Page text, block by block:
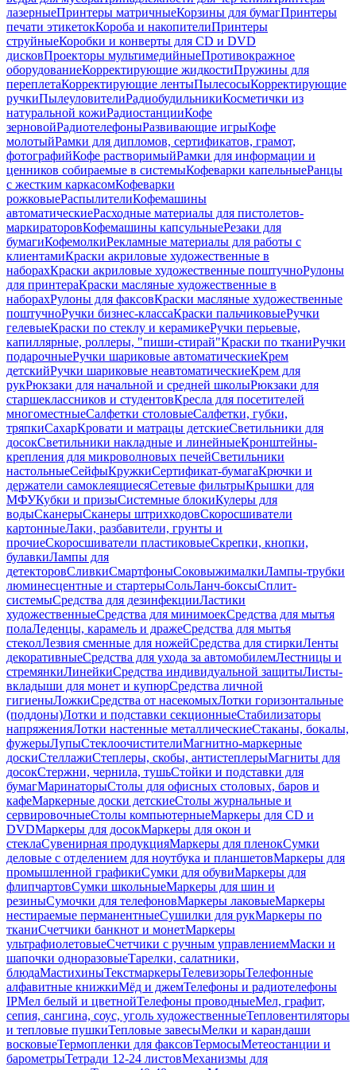
лазерныеПринтеры матричныеКорзины для бумагПринтеры
печати этикетокКороба и накопителиПринтеры
струйныеКоробки и конверты для CD и DVD
дисковПроекторы мультимедийныеПротивокражное
оборудованиеКорректирующие жидкостиПружины для
переплетаКорректирующие лентыПылесосыКорректирующие
ручкиПылеуловителиРадиобудильникиКосметички из
натуральной кожиРадиостанцииКофе
зерновойРадиотелефоныРазвивающие игрыКофе
молотыйРамки для дипломов, сертификатов, грамот,
фотографийКофе растворимыйРамки для информации и
ценников собираемые в системыКофеварки капельныеРанцы
с жестким каркасомКофеварки
рожковыеРаспылителиКофемашины
автоматическиеРасходные материалы для пистолетов-
маркираторовКофемашины капсульныеРезаки для
бумагиКофемолкиРекламные материалы для работы с
клиентамиКраски акриловые художественные в
наборахКраски акриловые художественные поштучноРулоны
для принтераКраски масляные художественные в
наборахРулоны для факсовКраски масляные художественные
поштучноРучки бизнес-классаКраски пальчиковыеРучки
гелевыеКраски по стеклу и керамикеРучки перьевые,
капиллярные, роллеры, "пиши-стирай"Краски по тканиРучки
подарочныеРучки шариковые автоматическиеКрем
детскийРучки шариковые неавтоматическиеКрем для
рукРюкзаки для начальной и средней школыРюкзаки для
старшеклассников и студентовКресла для посетителей
многоместныеСалфетки столовыеСалфетки, губки,
тряпкиСахарКровати и матрацы детскиеСветильники для
досокСветильники накладные и линейныеКронштейны-
крепления для микроволновых печейСветильники
настольныеСейфыКружкиСертификат-бумагаКрючки и
держатели самоклеящиесяСетевые фильтрыКрышки для
МФУКубки и призыСистемные блокиКулеры для
водыСканерыСканеры штрихкодовСкоросшиватели
картонныеЛаки, разбавители, грунты и
прочиеСкоросшиватели пластиковыеСкрепки, кнопки,
булавкиЛампы для
детекторовСливкиСмартфоныСоковыжималкиЛампы-трубки
люминесцентные и стартерыСольЛанч-боксыСплит-
системыСредства для дезинфекцииЛастики
художественныеСредства для минимоекСредства для мытья
полаЛеденцы, карамель и дражеСредства для мытья
стеколЛезвия сменные для ножейСредства для стиркиЛенты
декоративныеСредства для ухода за автомобилемЛестницы и
стремянкиЛинейкиСредства индивидуальной защитыЛисты-
вкладыши для монет и купюрСредства личной
гигиеныЛожкиСредства от насекомыхЛотки горизонтальные
(поддоны)Лотки и подставки секционныеСтабилизаторы
напряженияЛотки настенные металлическиеСтаканы, бокалы,
фужерыЛупыСтеклоочистителиМагнитно-маркерные
доскиСтеллажиСтеплеры, скобы, антистеплерыМагниты для
досокСтержни, чернила, тушьСтойки и подставки для
бумагМаринаторыСтолы для офисных столовых, баров и
кафеМаркерные доски детскиеСтолы журнальные и
сервировочныеСтолы компьютерныеМаркеры для CD и
DVDМаркеры для досокМаркеры для окон и
стеклаСувенирная продукцияМаркеры для пленокСумки
деловые с отделением для ноутбука и планшетовМаркеры для
промышленной графикиСумки для обувиМаркеры для
флипчартовСумки школьныеМаркеры для шин и
резиныСумочки для телефоновМаркеры лаковыеМаркеры
нестираемые перманентныеСушилки для рукМаркеры по
тканиСчетчики банкнот и монетМаркеры
ультрафиолетовыеСчетчики с ручным управлениемМаски и
шапочки одноразовыеТарелки, салатники,
блюдаМастихиныТекстмаркерыТелевизорыТелефонные
алфавитные книжкиМёд и джемТелефоны и радиотелефоны
IPМел белый и цветнойТелефоны проводныеМел, графит,
сепия, сангина, соус, уголь художественныеТепловентиляторы
и тепловые пушкиТепловые завесыМелки и карандаши
восковыеТермопленки для факсовТермосыМетеостанции и
барометрыТетради 12-24 листовМеханизмы для